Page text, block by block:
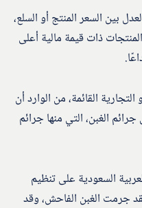
بين السعر المنتج أو السلع،
ذات قيمة مالية أعلى
القائمة، من الوارد أن
الغبن، التي منها جرائم
السعودية على تنظيم
جرمت الغبن الفاحش، وقد